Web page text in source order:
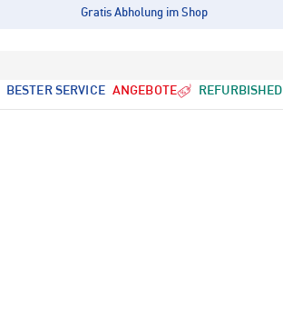
Gratis Abholung im Shop
BESTER SERVICE ANGEBOTE REFURBISHED